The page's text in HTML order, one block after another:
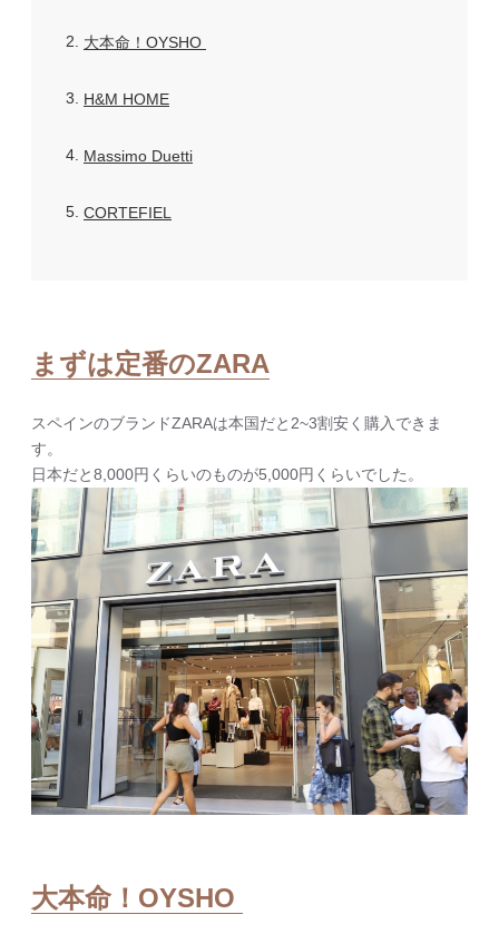
2 大本命！OYSHO
3 H&M HOME
4 Massimo Duetti
5 CORTEFIEL
まずは定番のZARA
スペインのブランドZARAは本国だと2~3割安く購入できま
す。
日本だと8,000円くらいのものが5,000円くらいでした。
大本命！OYSHO